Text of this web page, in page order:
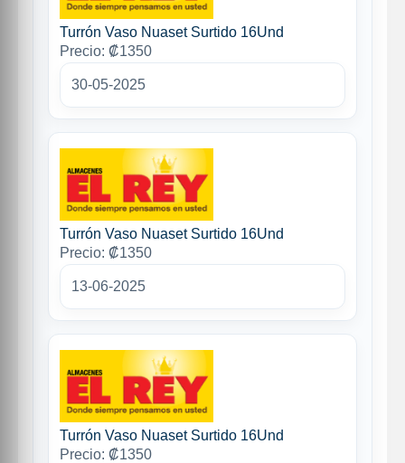
Turrón Vaso Nuaset Surtido 16Und
Precio: ₡1350
30-05-2025
Turrón Vaso Nuaset Surtido 16Und
Precio: ₡1350
13-06-2025
Turrón Vaso Nuaset Surtido 16Und
Precio: ₡1350